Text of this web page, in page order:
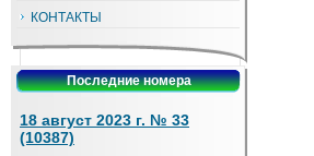
КОНТАКТЫ
Последние номера
18 август 2023 г. № 33
(10387)